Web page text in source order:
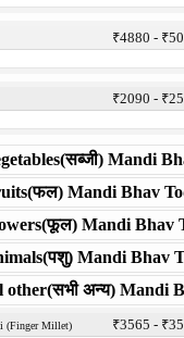
₹4880 -
₹2090 -
Mandi
Mandi Bhav
Mandi Bhav
Mandi Bhav
अन्य) Mandi
(Finger Millet) ₹3565 -